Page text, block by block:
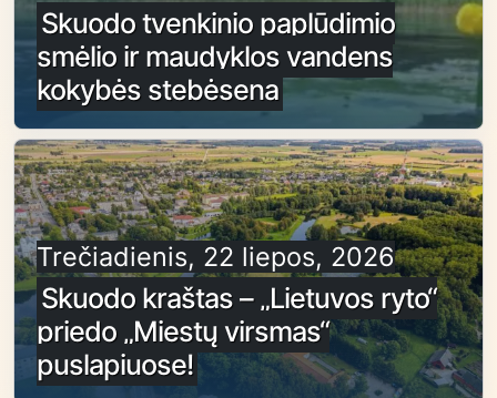
Skuodo tvenkinio paplūdimio
smėlio ir maudyklos vandens
kokybės stebėsena
Trečiadienis, 22 liepos, 2026
Skuodo kraštas – „Lietuvos ryto“
priedo „Miestų virsmas“
puslapiuose!